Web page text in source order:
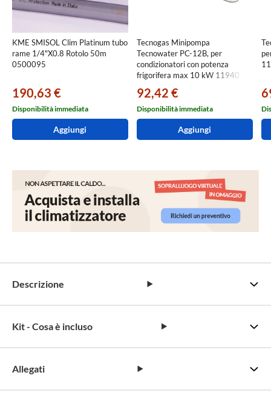
KME SMISOL Clim Platinum tubo
rame 1/4"X0.8 Rotolo 50m
0500095
190,63 €
Disponibilità immediata
Aggiungi
Tecnogas Minipompa
Tecnowater PC-12B, per
condizionatori con potenza
frigorifera max 10 kW 11940
92,42 €
Disponibilità immediata
Aggiungi
Descrizione
Kit - Cosa è incluso
Allegati